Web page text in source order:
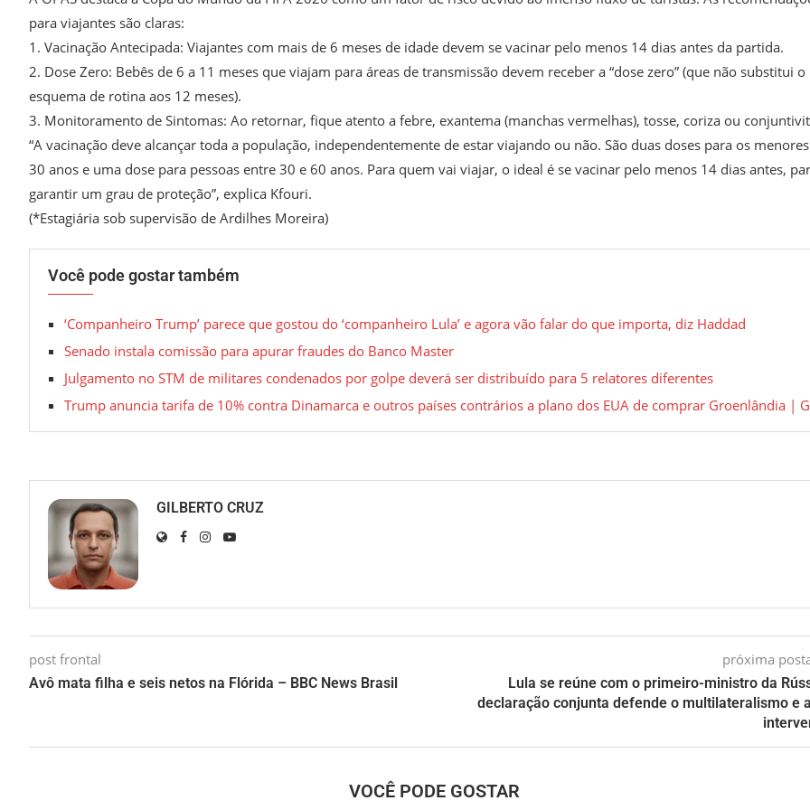
para viajantes são claras:
1. Vacinação Antecipada: Viajantes com mais de 6 meses de idade devem se vacinar pelo menos 14 dias antes da partida.
2. Dose Zero: Bebês de 6 a 11 meses que viajam para áreas de transmissão devem receber a “dose zero” (que não substitui o
esquema de rotina aos 12 meses).
3. Monitoramento de Sintomas: Ao retornar, fique atento a febre, exantema (manchas vermelhas), tosse, coriza ou
“A vacinação deve alcançar toda a população, independentemente de estar viajando ou não. São duas doses para os
30 anos e uma dose para pessoas entre 30 e 60 anos. Para quem vai viajar, o ideal é se vacinar pelo menos 14 dias antes,
garantir um grau de proteção”, explica Kfouri.
(*Estagiária sob supervisão de Ardilhes Moreira)
Você pode gostar também
‘Companheiro Trump’ parece que gostou do ‘companheiro Lula’ e agora vão falar do que importa, diz Haddad
Senado instala comissão para apurar fraudes do Banco Master
Julgamento no STM de militares condenados por golpe deverá ser distribuído para 5 relatores diferentes
Trump anuncia tarifa de 10% contra Dinamarca e outros países contrários a plano dos EUA de comprar Groenlândia |
GILBERTO CRUZ
post frontal
Avô mata filha e seis netos na Flórida – BBC News Brasil
próxima
Lula se reúne com o primeiro-ministro da
declaração conjunta defende o multilateralismo e
VOCÊ PODE GOSTAR